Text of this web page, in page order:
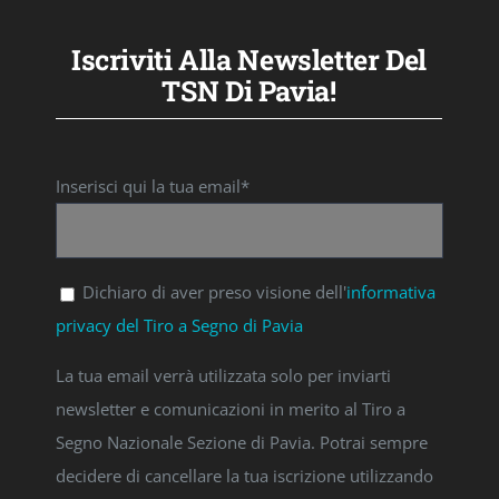
Iscriviti Alla Newsletter Del
TSN Di Pavia!
Inserisci qui la tua email*
Dichiaro di aver preso visione dell'informativa
privacy del Tiro a Segno di Pavia
La tua email verrà utilizzata solo per inviarti
newsletter e comunicazioni in merito al Tiro a
Segno Nazionale Sezione di Pavia. Potrai sempre
decidere di cancellare la tua iscrizione utilizzando